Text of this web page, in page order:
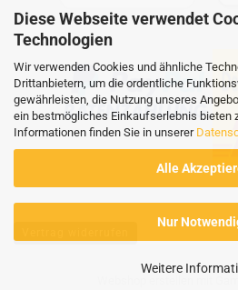
Diese Webseite verwendet
Technologien
Wir verwenden Cookies und ähnliche
Drittanbietern, um die ordentliche
gewährleisten, die Nutzung unseres
ein bestmögliches Einkaufserlebnis bieten
Informationen finden Sie in unserer
Alle
Nur
Weitere